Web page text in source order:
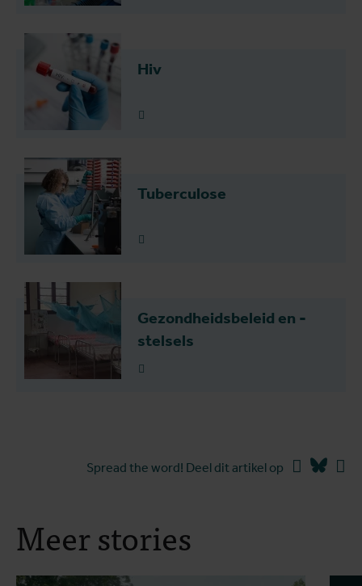
Hiv
Lees meer
Tuberculose
Lees meer
Gezondheidsbeleid en -
stelsels
Lees meer
Spread the word! Deel dit artikel op Facebook
Meer stories